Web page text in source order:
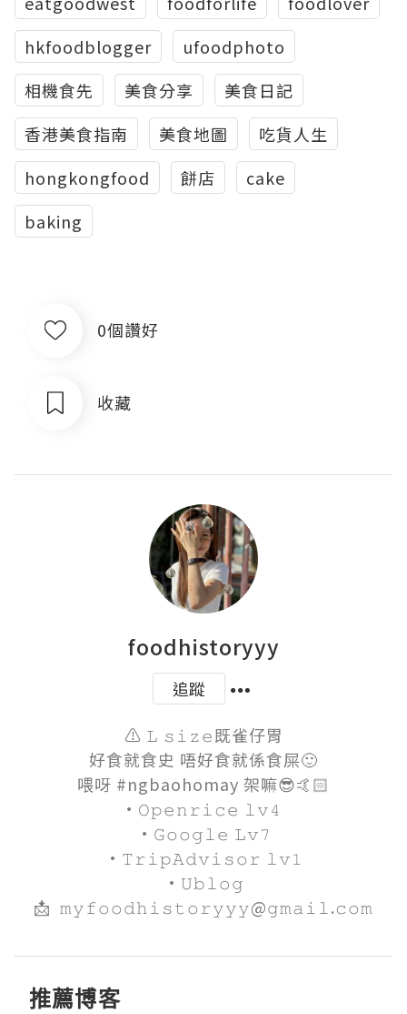
hkfoodblogger
ufoodphoto
相機食先
美食分享
美食日記
香港美食指南
美食地圖
吃貨人生
hongkongfood
餅店
cake
baking
0個讚好
收藏
foodhistoryyy
追蹤
⚠️ 𝙻 𝚜𝚒𝚣𝚎既雀仔胃
好食就食史 唔好食就係食屎🙂
喂呀 #ngbaohomay 架嘛😎🤙🏻
·𝙾𝚙𝚎𝚗𝚛𝚒𝚌𝚎 𝚕𝚟𝟺
·𝙶𝚘𝚘𝚐𝚕𝚎 𝙻𝚟𝟽
·𝚃𝚛𝚒𝚙𝙰𝚍𝚟𝚒𝚜𝚘𝚛 𝚕𝚟𝟷
·𝚄𝚋𝚕𝚘𝚐
📩  𝚖𝚢𝚏𝚘𝚘𝚍𝚑𝚒𝚜𝚝𝚘𝚛𝚢𝚢𝚢@𝚐𝚖𝚊𝚒𝚕.𝚌𝚘𝚖
推薦博客